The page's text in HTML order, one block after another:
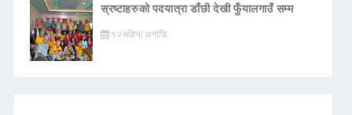
स्रष्टाहरुको पदयात्रा डाँछी देखी फुँयालगाउँ सम्म
१२ महिना अगाडि